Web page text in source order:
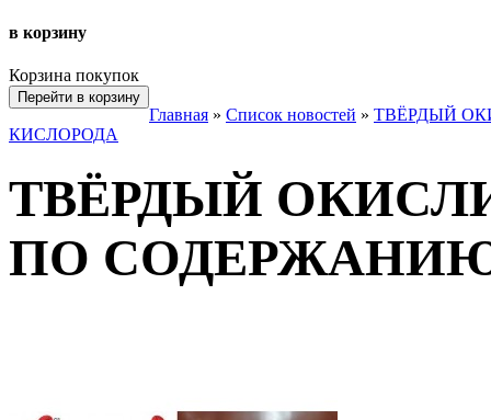
в корзину
Корзина покупок
Перейти в корзину
Главная » Список новостей » ТВЁРДЫЙ
КИСЛОРОДА
ТВЁРДЫЙ
ПО